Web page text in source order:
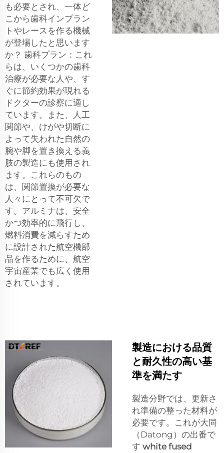
も必要とされ、一体ど
こから歯科インプラン
トやレースを作る機械
が登場したと思います
か？ 歯科プラン：これ
らは、いくつかの歯科
治療が必要な人や、す
ぐに節約効果が現れる
ドクターの診察に適し
ています。また、人工
関節や、けがや切断に
よって失われた自然の
腕や脚を置き換える義
肢の製造にも使用され
ます。これらのもの
は、関節置換が必要な
人々にとって不可欠で
す。アルミナは、安全
かつ効率的に飛行し、
燃料消費を減らすため
に設計された航空機部
品を作るために、航空
宇宙産業でも広く使用
されています。
製造における品質
と耐久性の高い基
準を満たす
製造分野では、更新さ
れ準備の整った材料が
必要です。これが大同
（Datong）の出番で
す white fused